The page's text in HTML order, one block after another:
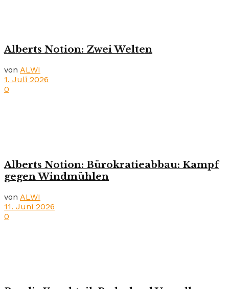
Alberts Notion: Zwei Welten
von ALWI
1. Juli 2026
0
Alberts Notion: Bürokratieabbau: Kampf
gegen Windmühlen
von ALWI
11. Juni 2026
0